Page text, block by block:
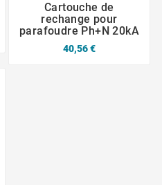
Cartouche de
rechange pour
parafoudre Ph+N 20kA
40,56 €